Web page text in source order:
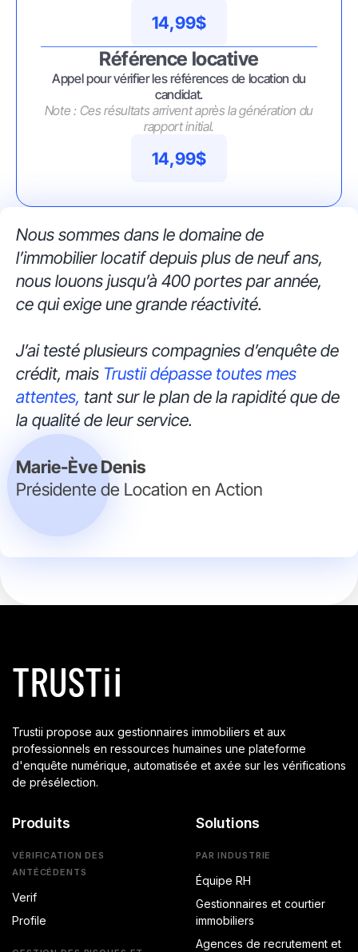
14,99$
Référence locative
Appel pour vérifier les références de location du
candidat.
Note : Ces résultats arrivent après la génération du
rapport initial.
14,99$
Nous sommes dans le domaine de
l’immobilier locatif depuis plus de neuf ans,
nous louons jusqu’à 400 portes par année,
ce qui exige une grande réactivité.
J’ai testé plusieurs compagnies d’enquête de
crédit, mais Trustii dépasse toutes mes
attentes, tant sur le plan de la rapidité que de
la qualité de leur service.
Marie-Ève Denis
Présidente de Location en Action
Trustii propose aux gestionnaires immobiliers et aux
professionnels en ressources humaines une plateforme
d'enquête numérique, automatisée et axée sur les vérifications
de présélection.
Produits
VÉRIFICATION DES
ANTÉCÉDENTS
Verif
Profile
Solutions
PAR INDUSTRIE
Équipe RH
Gestionnaires et courtier
immobiliers
Agences de recrutement et